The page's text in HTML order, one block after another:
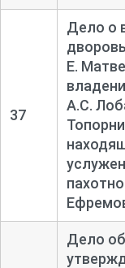
37
Дело о
Е.
А.С.
Дело об